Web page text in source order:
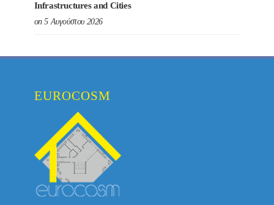
Infrastructures and Cities
on 5 Αυγούστου 2026
EUROCOSM